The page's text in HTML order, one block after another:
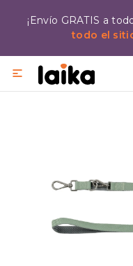
¡Envío GRATIS a
todo el
